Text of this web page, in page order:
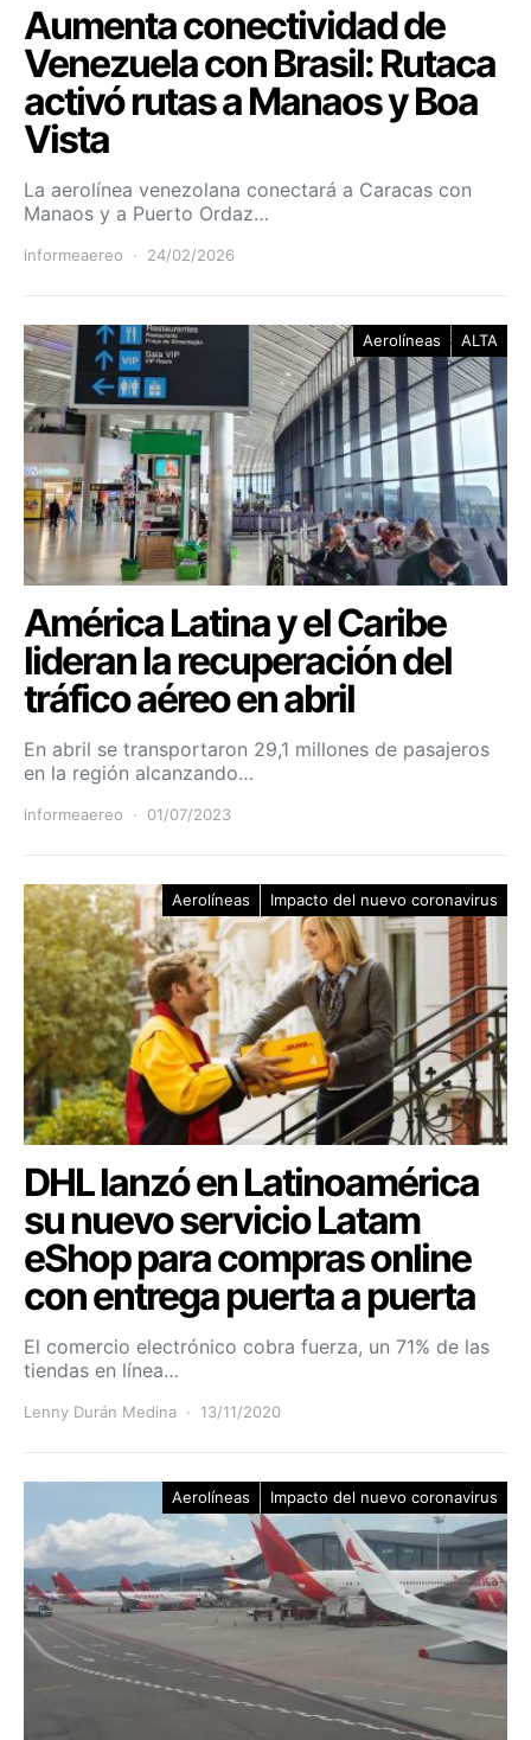
Aumenta conectividad de
Venezuela con Brasil: Rutaca
activó rutas a Manaos y Boa
Vista
La aerolínea venezolana conectará a Caracas con
Manaos y a Puerto Ordaz…
informeaereo 24/02/2026
Aerolíneas ALTA
América Latina y el Caribe
lideran la recuperación del
tráfico aéreo en abril
En abril se transportaron 29,1 millones de pasajeros
en la región alcanzando…
informeaereo 01/07/2023
Aerolíneas Impacto del nuevo coronavirus
DHL lanzó en Latinoamérica
su nuevo servicio Latam
eShop para compras online
con entrega puerta a puerta
El comercio electrónico cobra fuerza, un 71% de las
tiendas en línea…
Lenny Durán Medina 13/11/2020
Aerolíneas Impacto del nuevo coronavirus